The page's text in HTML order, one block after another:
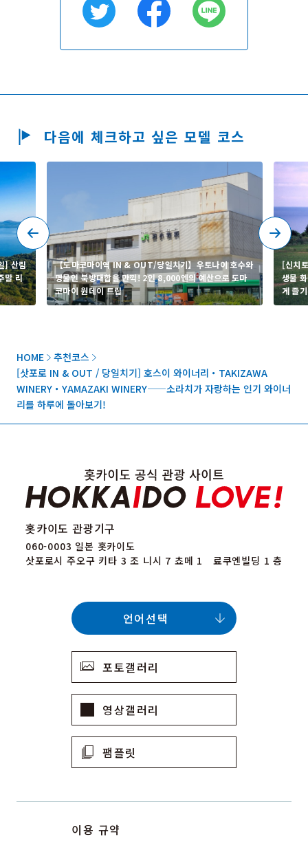
HOME
추천코스
[삿포로 IN & OUT / 당일치기] 호스이 와이너리・TAKIZAWA
WINERY・YAMAZAKI WINERY——소라치가 자랑하는 인기 와이너
리를 하루에 돌아보기!
다음에 체크하고 싶은 모델 코스
] 산림
말 리
【도마코마이역 IN & OUT/당일치기】우토나이 호수와
명물인 북방대합을 만끽! 2인 8,000엔의 예산으로 도마
코마이 원데이 트립
[신치
생물
게 즐
홋카이도 관광기구
060-0003 일본 홋카이도
삿포로시 주오구 키타 3 조 니시 7 쵸메 1 료쿠엔빌딩 1 층
포토갤러리
영상갤러리
팸플릿
이용 규약
언어선택